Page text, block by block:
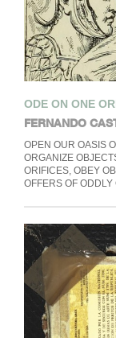
ODE ON ONE
FERNANDO
OPEN OUR OASIS
ORGANIZE
ORIFICES, OBEY
OFFERS OF